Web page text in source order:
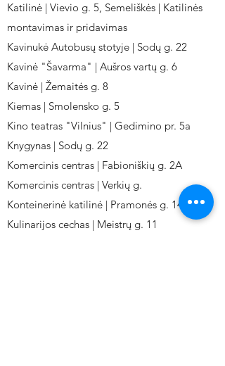
Katilinė | Vievio g. 5, Semeliškės | Katilinės
montavimas ir pridavimas
Kavinukė Autobusų stotyje | Sodų g. 22
Kavinė "Šavarma" | Aušros vartų g. 6
Kavinė | Žemaitės g. 8
Kiemas | Smolensko g. 5
Kino teatras "Vilnius" | Gedimino pr. 5a
Knygynas | Sodų g. 22
Komercinis centras | Fabioniškių g. 2A
Komercinis centras | Verkių g.
Konteinerinė katilinė | Pramonės g. 141
Kulinarijos cechas | Meistrų g. 11